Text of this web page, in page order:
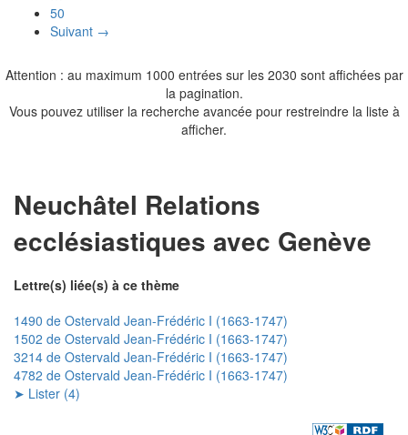
50
Suivant →
Attention : au maximum 1000 entrées sur les 2030 sont affichées par
la pagination.
Vous pouvez utiliser la recherche avancée pour restreindre la liste à
afficher.
Neuchâtel Relations
ecclésiastiques avec Genève
Lettre(s) liée(s) à ce thème
1490 de Ostervald Jean-Frédéric I (1663-1747)
1502 de Ostervald Jean-Frédéric I (1663-1747)
3214 de Ostervald Jean-Frédéric I (1663-1747)
4782 de Ostervald Jean-Frédéric I (1663-1747)
➤ Lister (4)